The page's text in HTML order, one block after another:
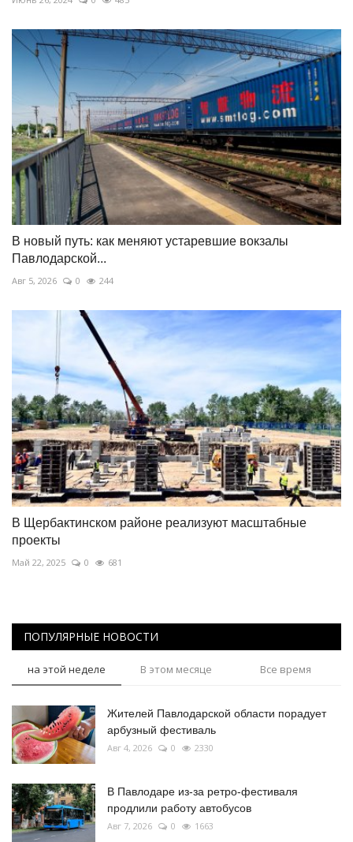
В новый путь: как меняют устаревшие вокзалы
Павлодарской...
Авг 5, 2026 0 244
В Щербактинском районе реализуют масштабные
проекты
Май 22, 2025 0 681
ПОПУЛЯРНЫЕ НОВОСТИ
на этой неделе В этом месяце Все время
Жителей Павлодарской области порадует
арбузный фестиваль
Авг 4, 2026 0 2330
В Павлодаре из-за ретро-фестиваля
продлили работу автобусов
Авг 7, 2026 0 1663